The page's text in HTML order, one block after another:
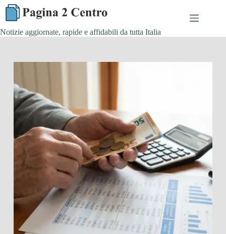
Skip
content
Notizie aggiornate, rapide e affidabili da tutta Italia